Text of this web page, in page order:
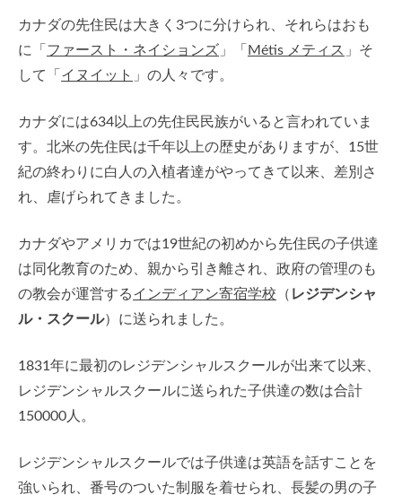
カナダの先住民は大きく3つに分けられ、それらはおも
に「 ファースト・ネイションズ 」「 Métis メティス 」そ
して「 イヌイット 」の人々です。
カナダには634以上の先住民民族がいると言われていま
す。北米の先住民は千年以上の歴史がありますが、15世
紀の終わりに白人の入植者達がやってきて以来、差別さ
れ、虐げられてきました。
カナダやアメリカでは19世紀の初めから先住民の子供達
は同化教育のため、親から引き離され、政府の管理のも
の教会が運営するインディアン寄宿学校 （ レジデンシャ
ル・スクール）に送られました。
1831年に最初のレジデンシャルスクールが出来て以来、
レジデンシャルスクールに送られた子供達の数は合計
150000人。
レジデンシャルスクールでは子供達は英語を話すことを
強いられ、番号のついた制服を着せられ、長髪の男の子